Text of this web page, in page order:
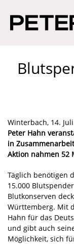
Winterbach, 14.
Peter Hahn
in
Aktion nahmen
Täglich benötigen
15.000
Blutkonserven
Württemberg. Mit
Hahn für das
und gibt auch
Möglichkeit, sich